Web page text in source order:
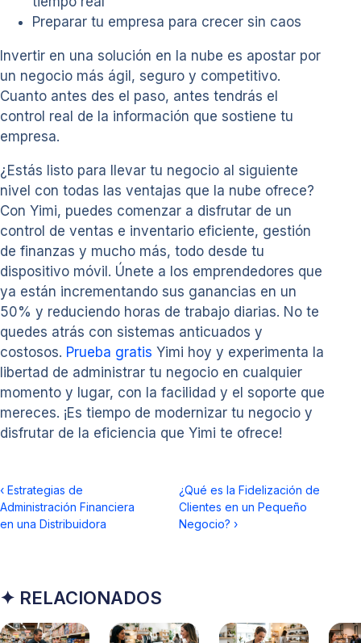
Preparar tu empresa para crecer sin caos
Invertir en una solución en la nube es apostar por
un negocio más ágil, seguro y competitivo.
Cuanto antes des el paso, antes tendrás el
control real de la información que sostiene tu
empresa.
¿Estás listo para llevar tu negocio al siguiente
nivel con todas las ventajas que la nube ofrece?
Con Yimi, puedes comenzar a disfrutar de un
control de ventas e inventario eficiente, gestión
de finanzas y mucho más, todo desde tu
dispositivo móvil. Únete a los emprendedores que
ya están incrementando sus ganancias en un
50% y reduciendo horas de trabajo diarias. No te
quedes atrás con sistemas anticuados y
costosos. Prueba gratis Yimi hoy y experimenta la
libertad de administrar tu negocio en cualquier
momento y lugar, con la facilidad y el soporte que
mereces. ¡Es tiempo de modernizar tu negocio y
disfrutar de la eficiencia que Yimi te ofrece!
‹ Estrategias de
Administración Financiera
en una Distribuidora
¿Qué es la Fidelización de
Clientes en un Pequeño
Negocio? ›
✦ RELACIONADOS